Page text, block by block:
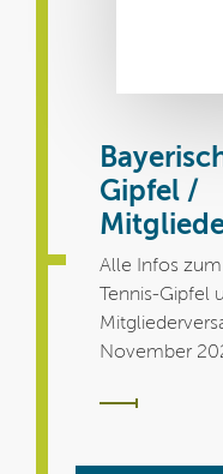
Gipfel /
Alle Infos
Tennis-Gipfel
November